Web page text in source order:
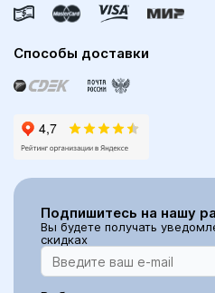
Способы доставки
Подпишитесь на нашу
Вы будете получать
скидках